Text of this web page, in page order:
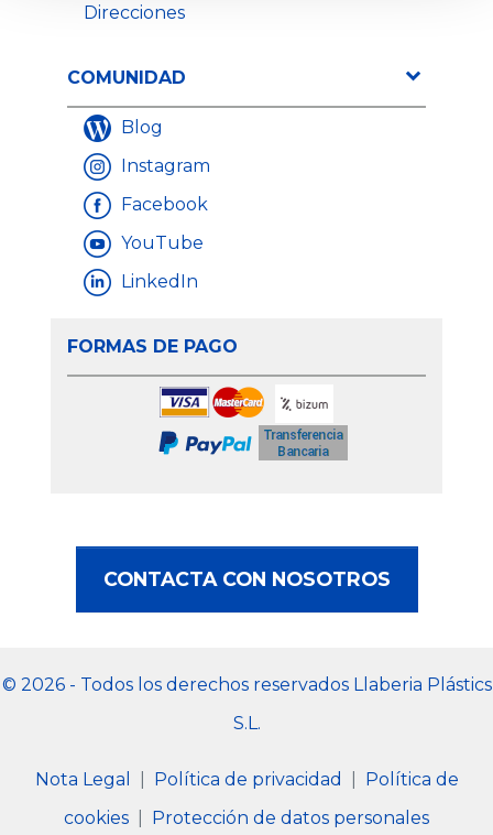
Direcciones
COMUNIDAD
Blog
Instagram
Facebook
YouTube
LinkedIn
FORMAS DE PAGO
CONTACTA CON NOSOTROS
© 2026 - Todos los derechos reservados Llaberia Plástics
S.L.
Nota Legal Política de privacidad
Política de
cookies
Protección de datos personales